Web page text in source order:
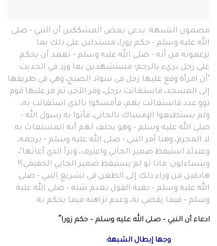
مضمون الشبهة: يدعي بعض المشككين أن النبي - صلى
الله عليه وسلم - حكم زورا، مستدلين على ذلك بما
يزعمونه من أنه - صلى الله عليه وسلم - تعمد أن يحكم
على رجل بريء بالرجم؛ مستشهدين بما ورد في الحديث:
"أن امرأة وقع عليها رجل في سواد الصبح، وهي في طريقها
إلى المسجد، فاستغاثت برجل، وفر الآخر، ثم مر عليها قوم
ذوو عدد فاستغاثت بهم، فأمسكوا بالذي استغاثت به،
ولم يستطيعوا الإمساك بالجاني، فأتوا به رسول الله -
صلى الله عليه وسلم - وهو يحلف لهم أنه المستغاث به
لا المجرم، وهنا أمر النبي - صلى الله عليه وسلم - برجمه،
وعندئذ استيقظ ضمير الجاني واعترف، وبرأ الذي أغاثها"،
ويتساءلون: ماذا لو لم يستيقظ ضمير الجاني الحقيقي؟!
هادفين من وراء ذلك إلى الطعن في تشريع النبي - صلى
الله عليه وسلم - بغية القول بعدم تثبته - صلى الله عليه
وسلم - فيما يقضي به، وعدم نزاهته فيما يحكم به.
ادعاء أن النبي – صلى الله عليه وسلم – حكم زورا ً
وجها إبطال الشبهة: